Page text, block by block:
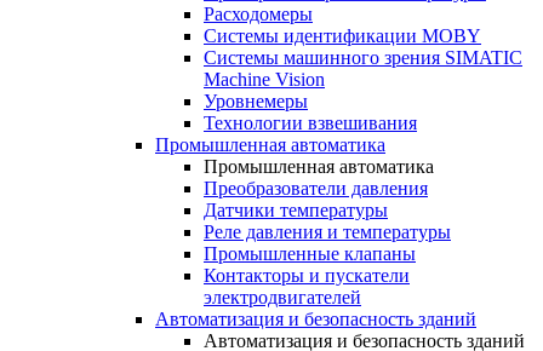
Расходомеры
Системы идентификации MOBY
Системы машинного зрения SIMATIC
Machine Vision
Уровнемеры
Технологии взвешивания
Промышленная автоматика
Промышленная автоматика
Преобразователи давления
Датчики температуры
Реле давления и температуры
Промышленные клапаны
Контакторы и пускатели
электродвигателей
Автоматизация и безопасность зданий
Автоматизация и безопасность зданий